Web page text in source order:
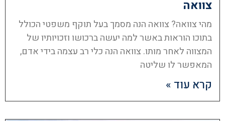
צוואה
מהי צוואה? צוואה הנה מסמך בעל תוקף משפטי הכולל
בתוכו הוראות באשר למה יעשה ברכושו וזכויותיו של
המצווה לאחר מותו. צוואה הנה כלי רב עצמה בידי אדם,
המאפשר לו שליטה
קרא עוד »